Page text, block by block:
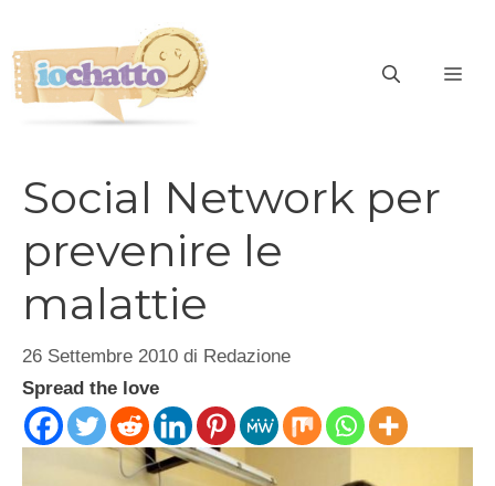
contenuto
Social Network per
prevenire le
malattie
26 Settembre 2010 di Redazione
Spread the love